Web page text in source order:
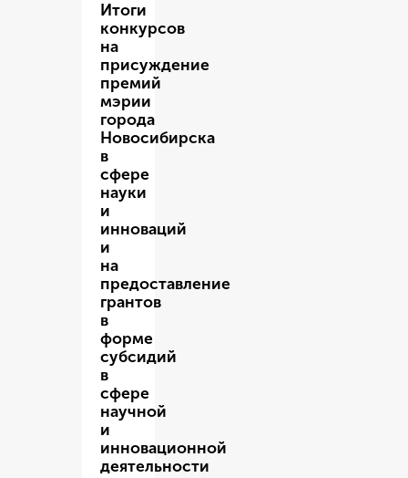
Итоги
конкурсов
на
присуждение
премий
мэрии
города
Новосибирска
в
сфере
науки
и
инноваций
и
на
предоставление
грантов
в
форме
субсидий
в
сфере
научной
и
инновационной
деятельности